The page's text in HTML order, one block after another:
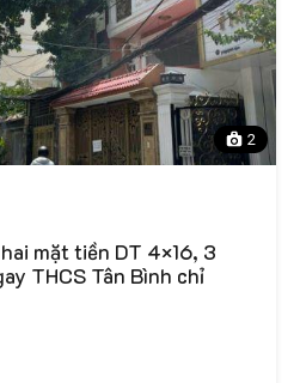
2
mặt tiền DT 4×16, 3
THCS Tân Bình chỉ